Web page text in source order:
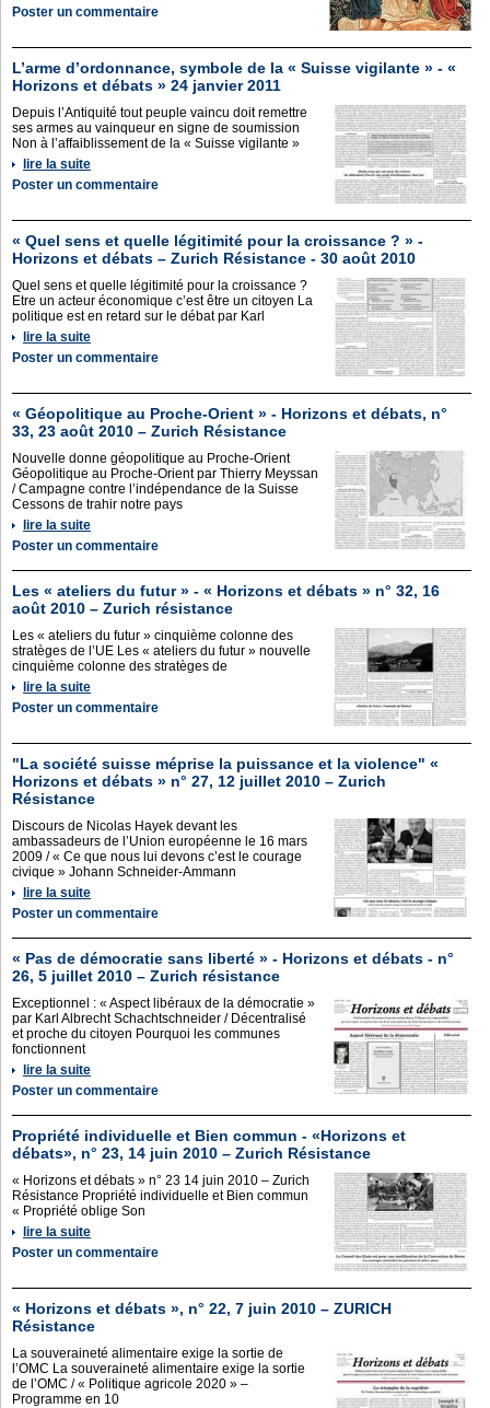
Poster un commentaire
L’arme d’ordonnance, symbole de la « Suisse vigilante » - «
Horizons et débats » 24 janvier 2011
Depuis l’Antiquité tout peuple vaincu doit remettre
ses armes au vainqueur en signe de soumission
Non à l’affaiblissement de la « Suisse vigilante »
lire la suite
Poster un commentaire
« Quel sens et quelle légitimité pour la croissance ? » -
Horizons et débats – Zurich Résistance - 30 août 2010
Quel sens et quelle légitimité pour la croissance ?
Etre un acteur économique c’est être un citoyen La
politique est en retard sur le débat par Karl
lire la suite
Poster un commentaire
« Géopolitique au Proche-Orient » - Horizons et débats, n°
33, 23 août 2010 – Zurich Résistance
Nouvelle donne géopolitique au Proche-Orient
Géopolitique au Proche-Orient par Thierry Meyssan
/ Campagne contre l’indépendance de la Suisse
Cessons de trahir notre pays
lire la suite
Poster un commentaire
Les « ateliers du futur » - « Horizons et débats » n° 32, 16
août 2010 – Zurich résistance
Les « ateliers du futur » cinquième colonne des
stratèges de l’UE Les « ateliers du futur » nouvelle
cinquième colonne des stratèges de
lire la suite
Poster un commentaire
"La société suisse méprise la puissance et la violence" «
Horizons et débats » n° 27, 12 juillet 2010 – Zurich
Résistance
Discours de Nicolas Hayek devant les
ambassadeurs de l’Union européenne le 16 mars
2009 / « Ce que nous lui devons c’est le courage
civique » Johann Schneider-Ammann
lire la suite
Poster un commentaire
« Pas de démocratie sans liberté » - Horizons et débats - n°
26, 5 juillet 2010 – Zurich résistance
Exceptionnel : « Aspect libéraux de la démocratie »
par Karl Albrecht Schachtschneider / Décentralisé
et proche du citoyen Pourquoi les communes
fonctionnent
lire la suite
Poster un commentaire
Propriété individuelle et Bien commun - «Horizons et
débats», n° 23, 14 juin 2010 – Zurich Résistance
« Horizons et débats » n° 23 14 juin 2010 – Zurich
Résistance Propriété individuelle et Bien commun
« Propriété oblige Son
lire la suite
Poster un commentaire
« Horizons et débats », n° 22, 7 juin 2010 – ZURICH
Résistance
La souveraineté alimentaire exige la sortie de
l’OMC La souveraineté alimentaire exige la sortie
de l’OMC / « Politique agricole 2020 » –
Programme en 10